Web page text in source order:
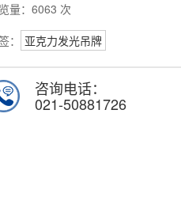
量： 6063 次
：
亚克力发光吊牌
咨询电话：
021-50881726